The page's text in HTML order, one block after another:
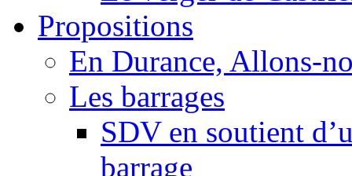
Propositions
En Durance, Allons-
Les barrages
SDV en soutient
barrage